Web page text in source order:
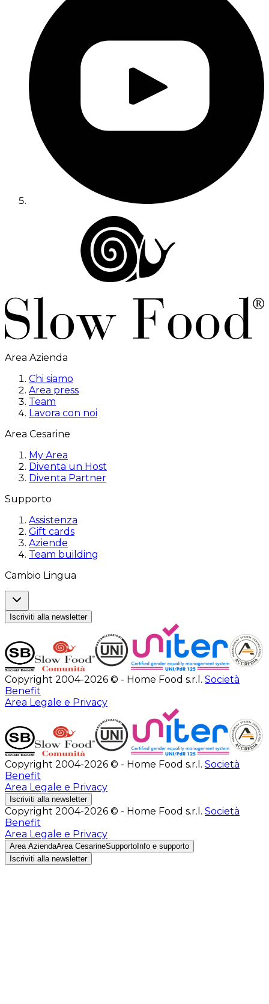
Area Azienda
Chi siamo
Area press
Team
Lavora con noi
Area Cesarine
My Area
Diventa un Host
Diventa Partner
Supporto
Assistenza
Gift cards
Aziende
Team building
Cambio Lingua
Iscriviti alla newsletter
Copyright 2004-2026 © - Home Food s.r.l. Società
Benefit
Area Legale e Privacy
Copyright 2004-2026 © - Home Food s.r.l. Società
Benefit
Area Legale e Privacy
Iscriviti alla newsletter
Copyright 2004-2026 © - Home Food s.r.l. Società
Benefit
Area Legale e Privacy
Area AziendaArea CesarineSupporto Info e supporto
Iscriviti alla newsletter